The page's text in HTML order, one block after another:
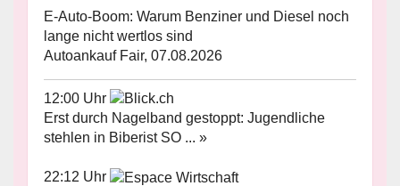
E-Auto-Boom: Warum Benziner und Diesel noch
lange nicht wertlos sind
Autoankauf Fair, 07.08.2026
12:00 Uhr
Erst durch Nagelband gestoppt: Jugendliche
stehlen in Biberist SO ... »
22:12 Uhr